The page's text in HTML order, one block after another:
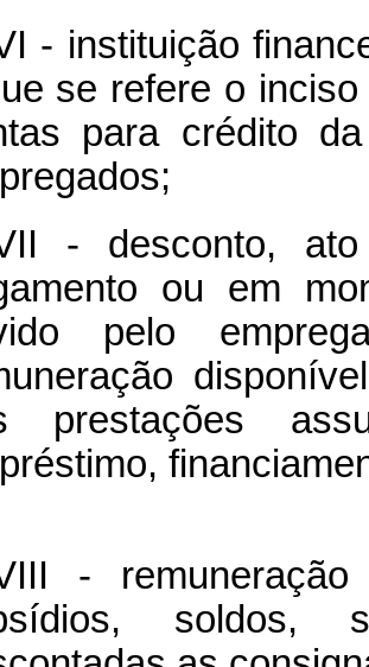
- instituição
se refere o
para crédito
- desconto,
ou em
pelo
prestações
- remuneração
soldos,